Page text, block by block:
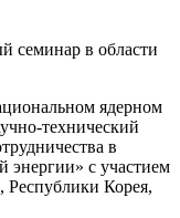
ядерном
технический
в
энергии» с участием
Корея,